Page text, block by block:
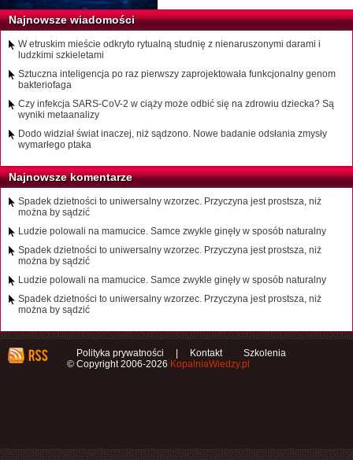
Najnowsze wiadomości
W etruskim mieście odkryto rytualną studnię z nienaruszonymi darami i
ludzkimi szkieletami
Sztuczna inteligencja po raz pierwszy zaprojektowała funkcjonalny genom
bakteriofaga
Czy infekcja SARS-CoV-2 w ciąży może odbić się na zdrowiu dziecka? Są
wyniki metaanalizy
Dodo widział świat inaczej, niż sądzono. Nowe badanie odsłania zmysły
wymarłego ptaka
Najnowsze komentarze
Spadek dzietności to uniwersalny wzorzec. Przyczyna jest prostsza, niż
można by sądzić
Ludzie polowali na mamucice. Samce zwykle ginęły w sposób naturalny
Spadek dzietności to uniwersalny wzorzec. Przyczyna jest prostsza, niż
można by sądzić
Ludzie polowali na mamucice. Samce zwykle ginęły w sposób naturalny
Spadek dzietności to uniwersalny wzorzec. Przyczyna jest prostsza, niż
można by sądzić
Polityka prywatności Kontakt
Szkolenia
© Copyright 2006-2026 KopalniaWiedzy.pl